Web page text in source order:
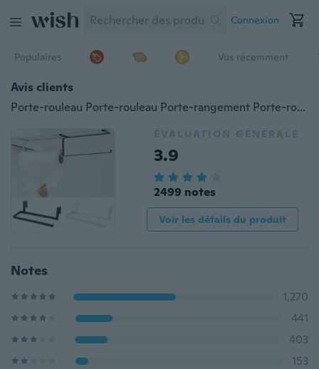
Connexion
Populaires Vus récemment
Avis clients
Porte-rouleau Porte-rouleau Porte-rangement Porte-rouleau Porte-serviettes de toilette Porte-serviettes Salle de bains
ÉVALUATION GÉNÉRALE
3.9
2499 notes
Voir les détails du produit
Notes
1,270
441
403
153